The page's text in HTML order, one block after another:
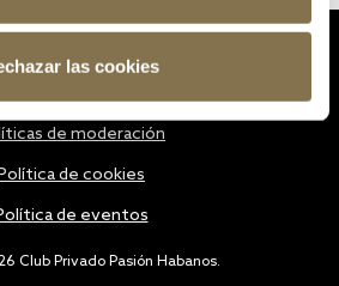
las cookies
Club Privado Pasión Habanos.
de moderación
de cookies
de eventos